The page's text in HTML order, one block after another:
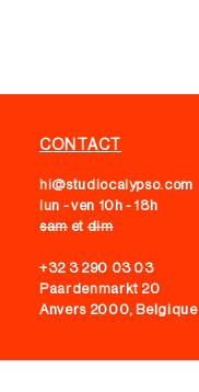
CONTACT
hi@studiocalypso.com
lun - ven 10h - 18h
sametdim
+32 3 290 03 03
Paardenmarkt 20
Anvers 2000, Belgique